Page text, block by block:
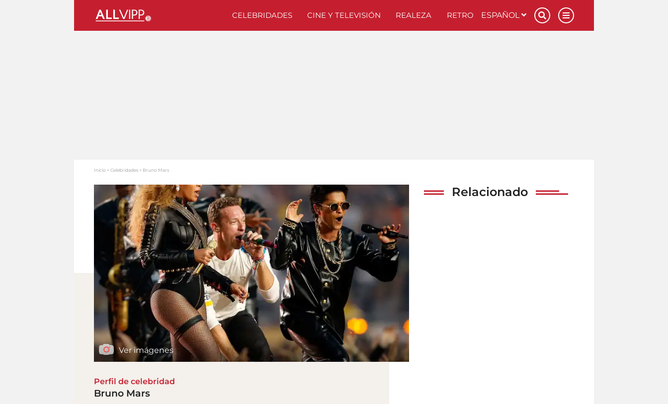
CELEBRIDADES CINE Y TELEVISIÓN REALEZA RETRO ESPAÑOL
Inicio Celebridades Bruno Mars
Ver imágenes
Perfil de celebridad
Bruno Mars
Relacionado